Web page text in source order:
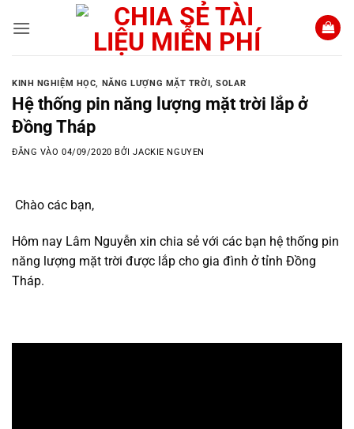
qua
KINH NGHIỆM HỌC, NĂNG LƯỢNG MẶT TRỜI,SOLAR
Hệ thống pin năng lượng mặt trời lắp ở
Đồng Tháp
ĐĂNG VÀO04/09/2020 BỞIJACKIE NGUYEN
Chào các bạn,
Hôm nay Lâm Nguyễn xin chia sẻ với các bạn hệ thống pin
năng lượng mặt trời được lắp cho gia đình ở tỉnh Đồng
Tháp.